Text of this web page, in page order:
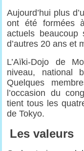
Aujourd’hui plus
ont été formées
actuels
d’autres 20 ans et
L’Aïki-Dojo de
niveau, national
Quelques
l’occasion du
tient tous les
de Tokyo.
Les valeurs